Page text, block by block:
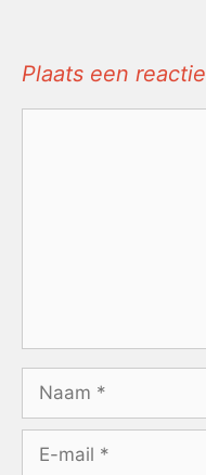
Plaats een reactie
mail